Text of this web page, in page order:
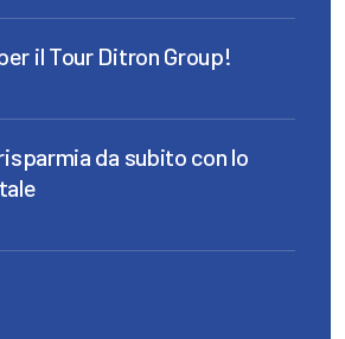
il Tour Ditron Group!
da subito con lo